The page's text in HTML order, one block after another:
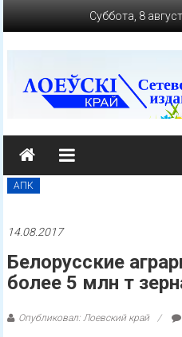
Суббота, 8
loevkraj.by
Еженедельная
районная
газета
АПК
14.08.2017
Белорусские
более 5 млн т
Опубликовал: Лоевский край